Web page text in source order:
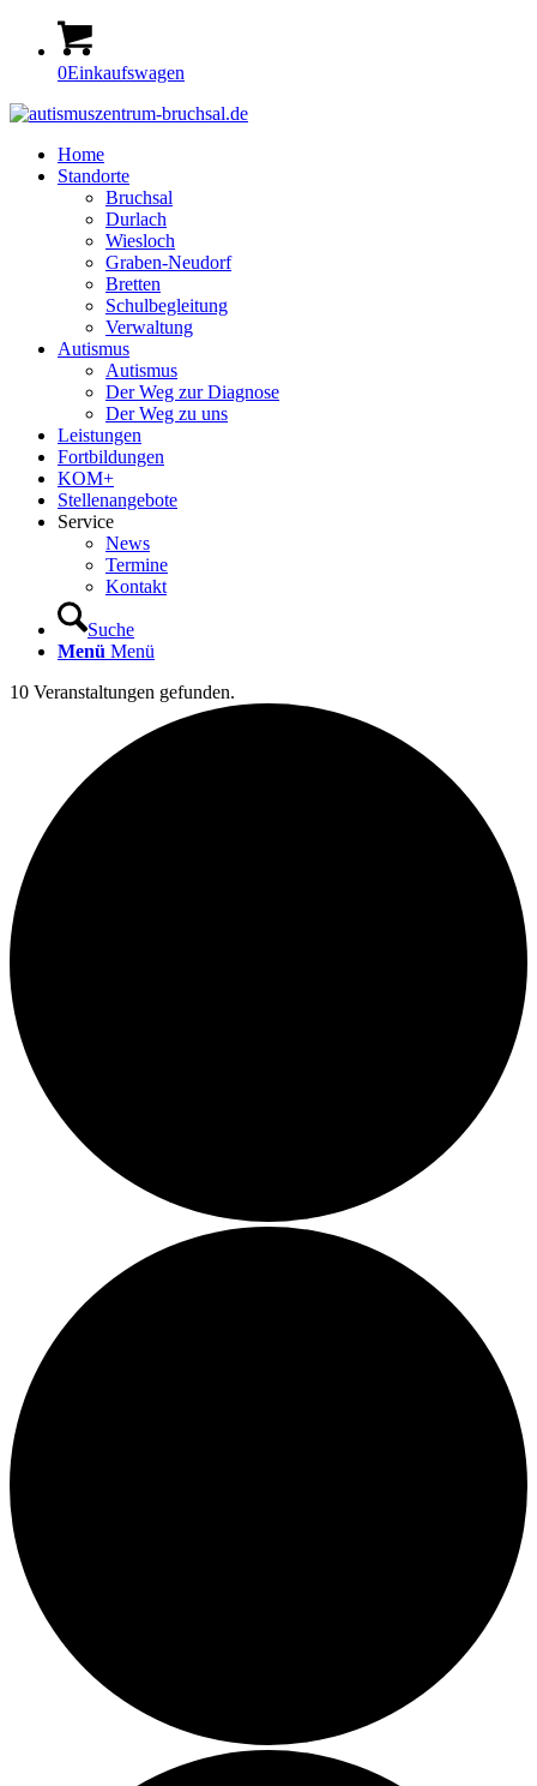
0Einkaufswagen
Home
Standorte
Bruchsal
Durlach
Wiesloch
Graben-Neudorf
Bretten
Schulbegleitung
Verwaltung
Autismus
Autismus
Der Weg zur Diagnose
Der Weg zu uns
Leistungen
Fortbildungen
KOM+
Stellenangebote
Service
News
Termine
Kontakt
Suche
Menü Menü
10 Veranstaltungen gefunden.